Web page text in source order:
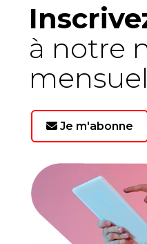
à notre
Je m'abonne